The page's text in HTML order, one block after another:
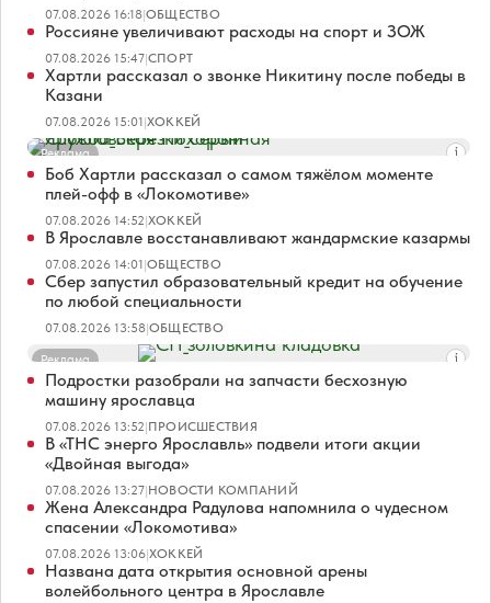
07.08.2026 16:18|ОБЩЕСТВО
Россияне увеличивают расходы на спорт и ЗОЖ
07.08.2026 15:47|СПОРТ
Хартли рассказал о звонке Никитину после победы в
Казани
07.08.2026 15:01|ХОККЕЙ
Реклама
Боб Хартли рассказал о самом тяжёлом моменте
плей-офф в «Локомотиве»
07.08.2026 14:52|ХОККЕЙ
В Ярославле восстанавливают жандармские казармы
07.08.2026 14:01|ОБЩЕСТВО
Сбер запустил образовательный кредит на обучение
по любой специальности
07.08.2026 13:58|ОБЩЕСТВО
Реклама
Подростки разобрали на запчасти бесхозную
машину ярославца
07.08.2026 13:52|ПРОИСШЕСТВИЯ
В «ТНС энерго Ярославль» подвели итоги акции
«Двойная выгода»
07.08.2026 13:27|НОВОСТИ КОМПАНИЙ
Жена Александра Радулова напомнила о чудесном
спасении «Локомотива»
07.08.2026 13:06|ХОККЕЙ
Названа дата открытия основной арены
волейбольного центра в Ярославле